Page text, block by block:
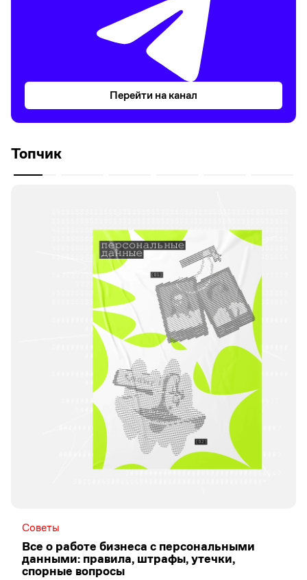
Перейти на канал
Топчик
Советы
Все о работе бизнеса с персональными
данными: правила, штрафы, утечки,
спорные вопросы